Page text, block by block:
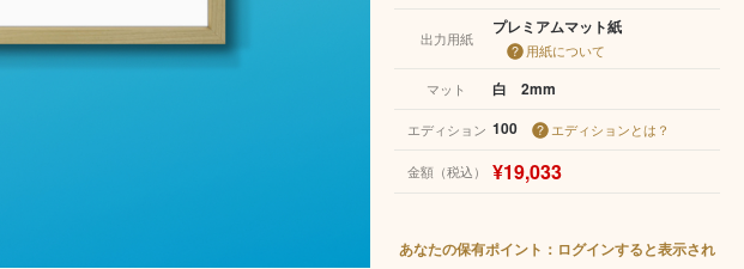
出力用紙
プレミアムマット紙
用紙について
マット
白 2mm
エディション 100 エディションとは？
金額（税込） ¥19,033
あなたの保有ポイント：ログインすると表示され